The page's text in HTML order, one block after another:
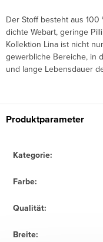
Der Stoff besteht aus
dichte Webart, geringe
Kollektion Lina ist nicht
gewerbliche Bereiche, in
und lange Lebensdauer
Produktparameter
Kategorie:
Farbe:
Qualität:
Breite: